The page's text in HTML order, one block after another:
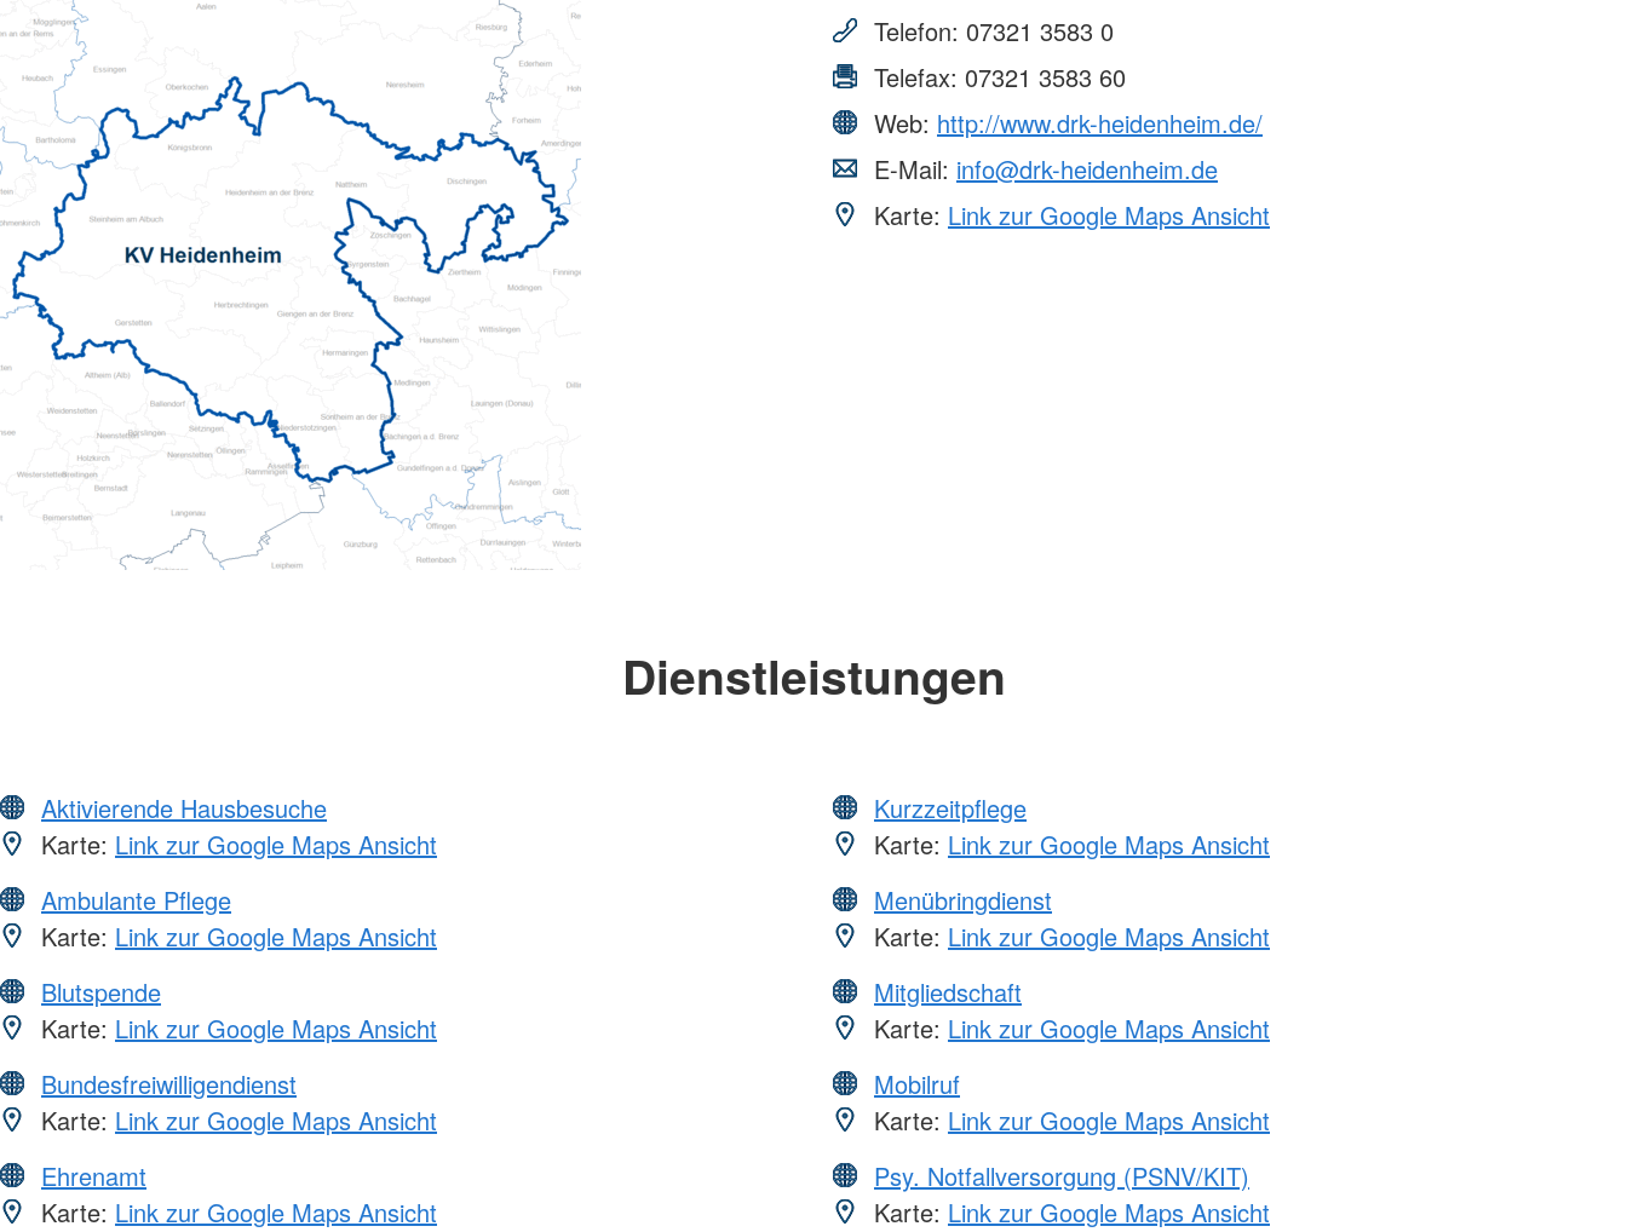
erwachsene Zuwanderer (MBE)
Telefon: 07321 3583 0
Telefax: 07321 3583 60
Web: http://www.drk-heidenheim.de/
E-Mail: info@drk-heidenheim.de
Karte: Link zur Google Maps Ansicht
Dienstleistungen
Aktivierende Hausbesuche
Karte: Link zur Google Maps Ansicht
Ambulante Pflege
Karte: Link zur Google Maps Ansicht
Blutspende
Karte: Link zur Google Maps Ansicht
Bundesfreiwilligendienst
Karte: Link zur Google Maps Ansicht
Ehrenamt
Karte: Link zur Google Maps Ansicht
Kurzzeitpflege
Karte: Link zur Google Maps Ansicht
Menübringdienst
Karte: Link zur Google Maps Ansicht
Mitgliedschaft
Karte: Link zur Google Maps Ansicht
Mobilruf
Karte: Link zur Google Maps Ansicht
Psy. Notfallversorgung (PSNV/KIT)
Karte: Link zur Google Maps Ansicht